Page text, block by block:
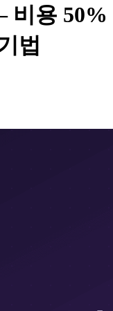
용 50%
법